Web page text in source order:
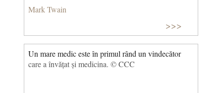
Mark Twain
>>>
Un mare medic este în primul rând un vindecător
care a învățat și medicina. © CCC